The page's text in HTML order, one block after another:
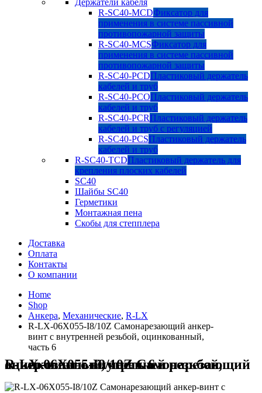
Держатели кабеля
R-SC40-MCDФиксатор для
применения в системе пассивной
противопожарной защиты
R-SC40-MCSФиксатор для
применения в системе пассивной
противопожарной защиты
R-SC40-PCDПластиковый держатель
кабелей и труб
R-SC40-PCOПластиковый держатель
кабелей и труб
R-SC40-PCRПластиковый держатель
кабелей и труб с регуляцией
R-SC40-PCSПластиковый держатель
кабелей и труб
R-SC40-TCDПластиковый держатель для
крепления плоских кабелей
SC40
Шайбы SC40
Герметики
Монтажная пена
Скобы для степплера
Доставка
Оплата
Контакты
О компании
Home
Shop
Анкера, Механические, R-LX
R-LX-06X055-I8/10Z Самонарезающий анкер-
винт с внутренней резьбой, оцинкованный,
часть 6
R-LX-06X055-I8/10Z Самонарезающий анкер-винт с внутренней резьбой, оцинкованный, часть 6